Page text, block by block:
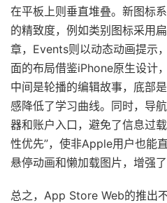
在平板上则垂直堆叠。新图标
的精致度，例如类别图标采用
章，Events则以动态动画提示
面的布局借鉴iPhone原生设计
中间是轮播的编辑故事，底部
感降低了学习曲线。同时，导
器和账户入口，避免了信息过
性优先”，使非Apple用户也能
悬停动画和懒加载图片，增强
总之，App Store Web的推出